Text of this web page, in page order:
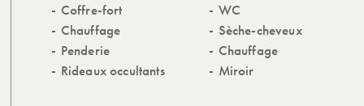
Coffre-fort
Chauffage
Penderie
Rideaux occultants
WC
Sèche-cheveux
Chauffage
Miroir